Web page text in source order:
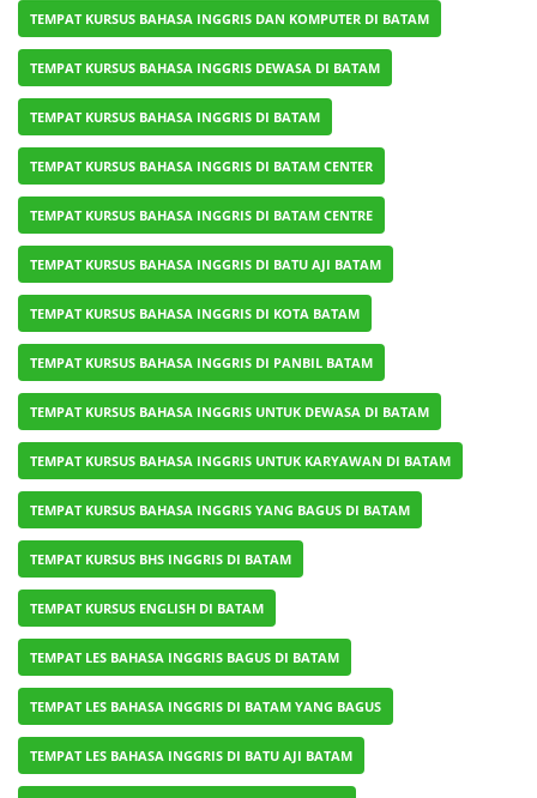
TEMPAT KURSUS BAHASA INGGRIS DAN KOMPUTER DI BATAM
TEMPAT KURSUS BAHASA INGGRIS DEWASA DI BATAM
TEMPAT KURSUS BAHASA INGGRIS DI BATAM
TEMPAT KURSUS BAHASA INGGRIS DI BATAM CENTER
TEMPAT KURSUS BAHASA INGGRIS DI BATAM CENTRE
TEMPAT KURSUS BAHASA INGGRIS DI BATU AJI BATAM
TEMPAT KURSUS BAHASA INGGRIS DI KOTA BATAM
TEMPAT KURSUS BAHASA INGGRIS DI PANBIL BATAM
TEMPAT KURSUS BAHASA INGGRIS UNTUK DEWASA DI BATAM
TEMPAT KURSUS BAHASA INGGRIS UNTUK KARYAWAN DI BATAM
TEMPAT KURSUS BAHASA INGGRIS YANG BAGUS DI BATAM
TEMPAT KURSUS BHS INGGRIS DI BATAM
TEMPAT KURSUS ENGLISH DI BATAM
TEMPAT LES BAHASA INGGRIS BAGUS DI BATAM
TEMPAT LES BAHASA INGGRIS DI BATAM YANG BAGUS
TEMPAT LES BAHASA INGGRIS DI BATU AJI BATAM